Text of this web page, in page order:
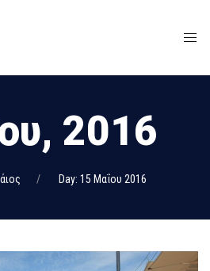
2016
Day: 15 Μαΐου 2016